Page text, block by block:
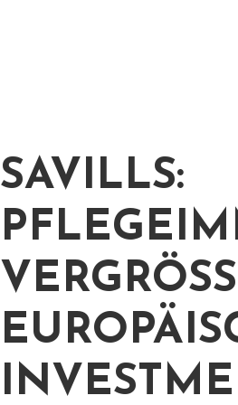
SAVILLS: